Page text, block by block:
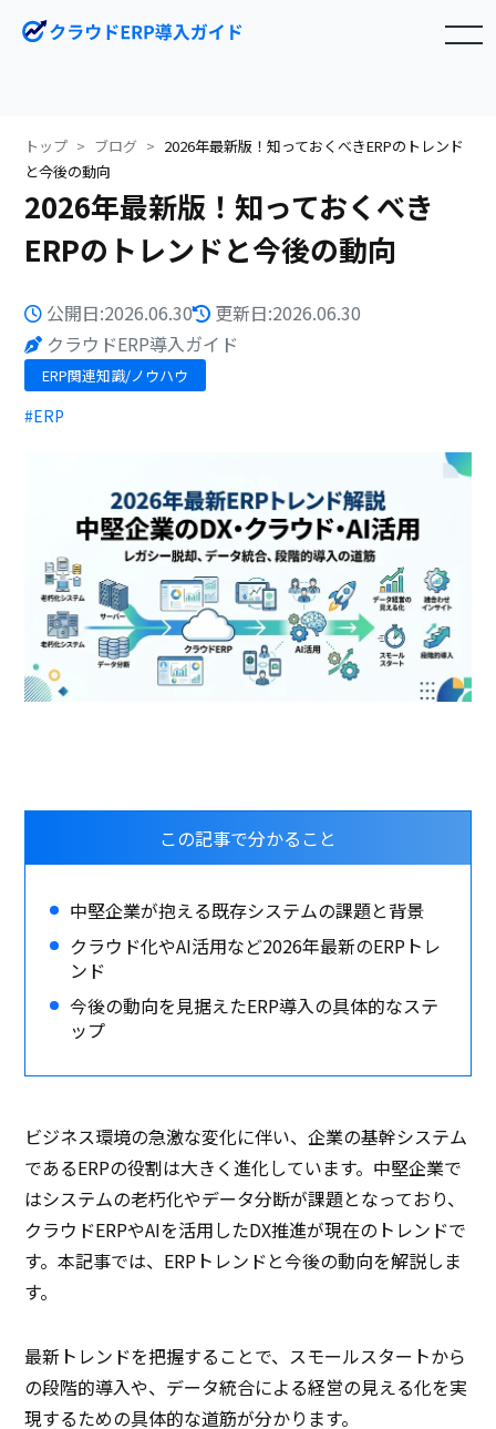
toggle navigation
トップ ブログ
2026年最新版！知っておくべきERPのトレンド
と今後の動向
2026年最新版！知っておくべき
ERPのトレンドと今後の動向
ERP関連知識/ノウハウ
公開日:2026.06.30
更新日:2026.06.30
クラウドERP導入ガイド
#ERP
この記事で分かること
中堅企業が抱える既存システムの課題と背景
クラウド化やAI活用など2026年最新のERPトレ
ンド
今後の動向を見据えたERP導入の具体的なステ
ップ
ビジネス環境の急激な変化に伴い、企業の基幹システム
であるERPの役割は大きく進化しています。中堅企業で
はシステムの老朽化やデータ分断が課題となっており、
クラウドERPやAIを活用したDX推進が現在のトレンドで
す。本記事では、ERPトレンドと今後の動向を解説しま
す。
最新トレンドを把握することで、スモールスタートから
の段階的導入や、データ統合による経営の見える化を実
現するための具体的な道筋が分かります。